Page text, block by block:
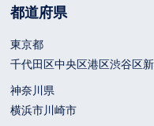
都道府県
東京都
千代田区中央区港区渋谷区
神奈川県
横浜市川崎市